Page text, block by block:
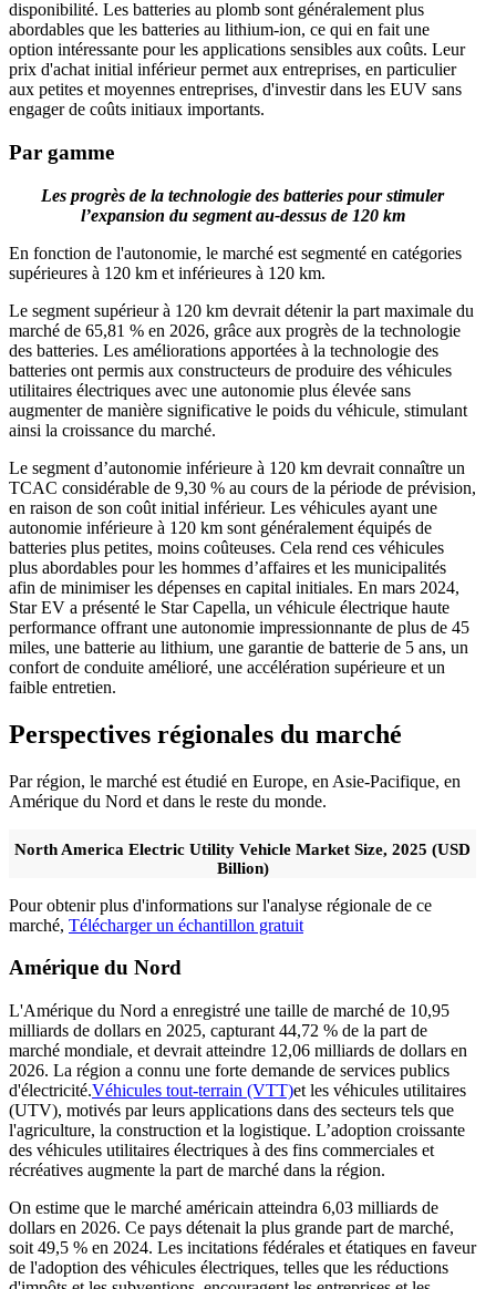
disponibilité. Les batteries au plomb sont généralement plus
abordables que les batteries au lithium-ion, ce qui en fait une
option intéressante pour les applications sensibles aux coûts. Leur
prix d'achat initial inférieur permet aux entreprises, en particulier
aux petites et moyennes entreprises, d'investir dans les EUV sans
engager de coûts initiaux importants.
Par gamme
Les progrès de la technologie des batteries pour stimuler
l’expansion du segment au-dessus de 120 km
En fonction de l'autonomie, le marché est segmenté en catégories
supérieures à 120 km et inférieures à 120 km.
Le segment supérieur à 120 km devrait détenir la part maximale du
marché de 65,81 % en 2026, grâce aux progrès de la technologie
des batteries. Les améliorations apportées à la technologie des
batteries ont permis aux constructeurs de produire des véhicules
utilitaires électriques avec une autonomie plus élevée sans
augmenter de manière significative le poids du véhicule, stimulant
ainsi la croissance du marché.
Le segment d’autonomie inférieure à 120 km devrait connaître un
TCAC considérable de 9,30 % au cours de la période de prévision,
en raison de son coût initial inférieur. Les véhicules ayant une
autonomie inférieure à 120 km sont généralement équipés de
batteries plus petites, moins coûteuses. Cela rend ces véhicules
plus abordables pour les hommes d’affaires et les municipalités
afin de minimiser les dépenses en capital initiales. En mars 2024,
Star EV a présenté le Star Capella, un véhicule électrique haute
performance offrant une autonomie impressionnante de plus de 45
miles, une batterie au lithium, une garantie de batterie de 5 ans, un
confort de conduite amélioré, une accélération supérieure et un
faible entretien.
Perspectives régionales du marché
Par région, le marché est étudié en Europe, en Asie-Pacifique, en
Amérique du Nord et dans le reste du monde.
North America Electric Utility Vehicle Market Size, 2025 (USD
Billion)
Pour obtenir plus d'informations sur l'analyse régionale de ce
marché, Télécharger un échantillon gratuit
Amérique du Nord
L'Amérique du Nord a enregistré une taille de marché de 10,95
milliards de dollars en 2025, capturant 44,72 % de la part de
marché mondiale, et devrait atteindre 12,06 milliards de dollars en
2026. La région a connu une forte demande de services publics
d'électricité.Véhicules tout-terrain (VTT)et les véhicules utilitaires
(UTV), motivés par leurs applications dans des secteurs tels que
l'agriculture, la construction et la logistique. L’adoption croissante
des véhicules utilitaires électriques à des fins commerciales et
récréatives augmente la part de marché dans la région.
On estime que le marché américain atteindra 6,03 milliards de
dollars en 2026. Ce pays détenait la plus grande part de marché,
soit 49,5 % en 2024. Les incitations fédérales et étatiques en faveur
de l'adoption des véhicules électriques, telles que les réductions